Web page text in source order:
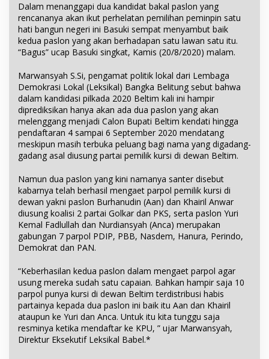
Dalam menanggapi dua kandidat bakal paslon yang
rencananya akan ikut perhelatan pemilihan peminpin satu
hati bangun negeri ini Basuki sempat menyambut baik
kedua paslon yang akan berhadapan satu lawan satu itu.
“Bagus” ucap Basuki singkat, Kamis (20/8/2020) malam.
Marwansyah S.Si, pengamat politik lokal dari Lembaga
Demokrasi Lokal (Leksikal) Bangka Belitung sebut bahwa
dalam kandidasi pilkada 2020 Beltim kali ini hampir
diprediksikan hanya akan ada dua paslon yang akan
melenggang menjadi Calon Bupati Beltim kendati hingga
pendaftaran 4 sampai 6 September 2020 mendatang
meskipun masih terbuka peluang bagi nama yang digadang-
gadang asal diusung partai pemilik kursi di dewan Beltim.
Namun dua paslon yang kini namanya santer disebut
kabarnya telah berhasil mengaet parpol pemilik kursi di
dewan yakni paslon Burhanudin (Aan) dan Khairil Anwar
diusung koalisi 2 partai Golkar dan PKS, serta paslon Yuri
Kemal Fadlullah dan Nurdiansyah (Anca) merupakan
gabungan 7 parpol PDIP, PBB, Nasdem, Hanura, Perindo,
Demokrat dan PAN.
“Keberhasilan kedua paslon dalam mengaet parpol agar
usung mereka sudah satu capaian. Bahkan hampir saja 10
parpol punya kursi di dewan Beltim terdistribusi habis
partainya kepada dua paslon ini baik itu Aan dan Khairil
ataupun ke Yuri dan Anca. Untuk itu kita tunggu saja
resminya ketika mendaftar ke KPU, ” ujar Marwansyah,
Direktur Eksekutif Leksikal Babel.*